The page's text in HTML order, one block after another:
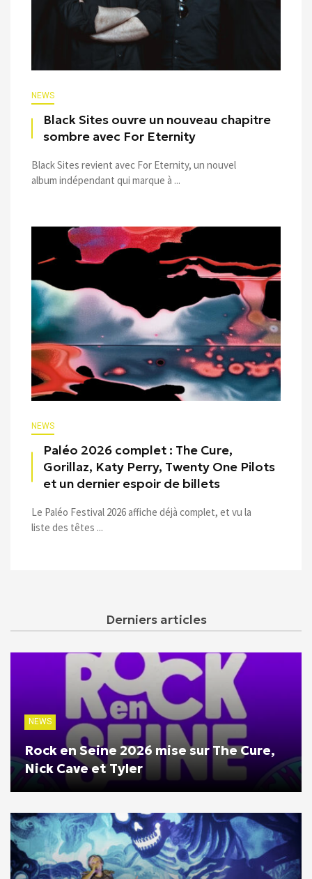
NEWS
Black Sites ouvre un nouveau chapitre
sombre avec For Eternity
Black Sites revient avec For Eternity, un nouvel
album indépendant qui marque à ...
NEWS
Paléo 2026 complet : The Cure,
Gorillaz, Katy Perry, Twenty One Pilots
et un dernier espoir de billets
Le Paléo Festival 2026 affiche déjà complet, et vu la
liste des têtes ...
Derniers articles
NEWS
Rock en Seine 2026 mise sur The Cure,
Nick Cave et Tyler